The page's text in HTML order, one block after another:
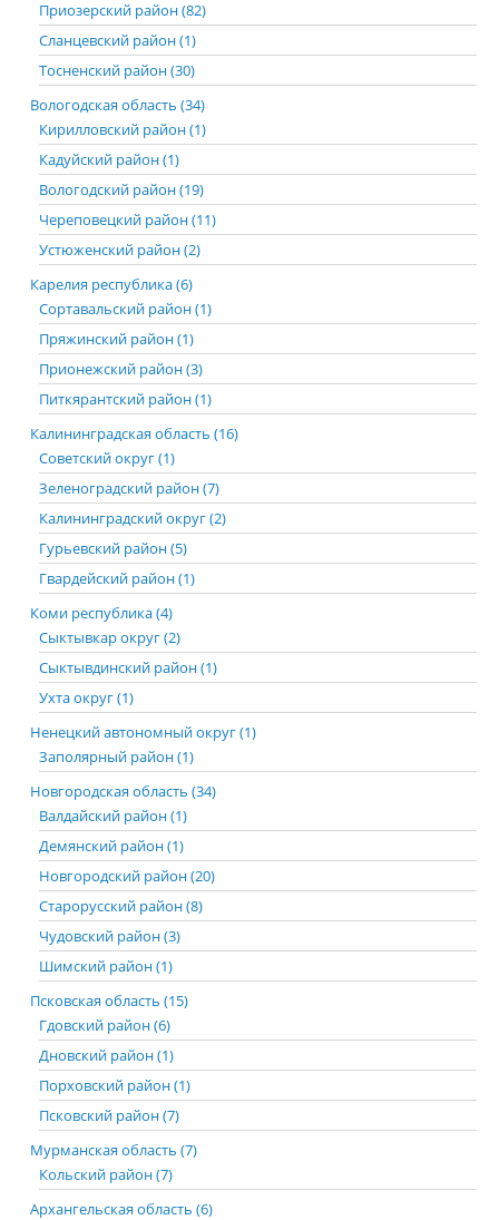
Приозерский район (82)
Сланцевский район (1)
Тосненский район (30)
Вологодская область (34)
Кирилловский район (1)
Кадуйский район (1)
Вологодский район (19)
Череповецкий район (11)
Устюженский район (2)
Карелия республика (6)
Сортавальский район (1)
Пряжинский район (1)
Прионежский район (3)
Питкярантский район (1)
Калининградская область (16)
Советский округ (1)
Зеленоградский район (7)
Калининградский округ (2)
Гурьевский район (5)
Гвардейский район (1)
Коми республика (4)
Сыктывкар округ (2)
Сыктывдинский район (1)
Ухта округ (1)
Ненецкий автономный округ (1)
Заполярный район (1)
Новгородская область (34)
Валдайский район (1)
Демянский район (1)
Новгородский район (20)
Старорусский район (8)
Чудовский район (3)
Шимский район (1)
Псковская область (15)
Гдовский район (6)
Дновский район (1)
Порховский район (1)
Псковский район (7)
Мурманская область (7)
Кольский район (7)
Архангельская область (6)